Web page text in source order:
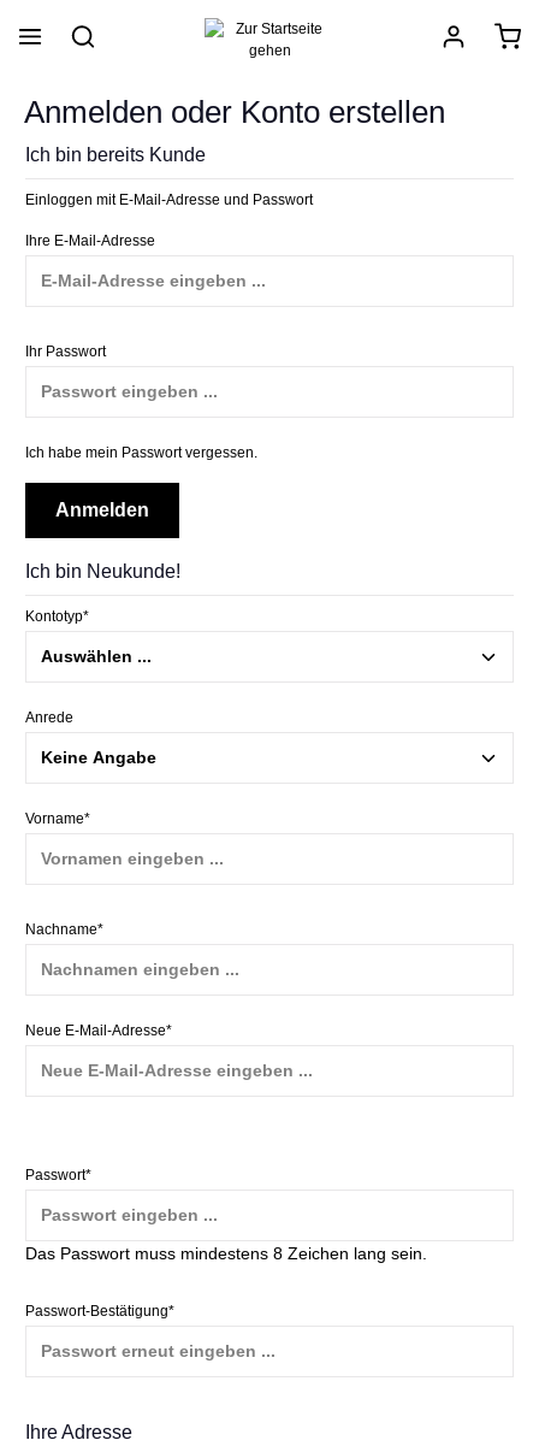
springen
Anmelden oder Konto erstellen
Ich bin bereits Kunde
Einloggen mit E-Mail-Adresse und Passwort
Ihre E-Mail-Adresse
Ihr Passwort
Ich habe mein Passwort vergessen.
Anmelden
Ich bin Neukunde!
Persönliche Informationen
Kontotyp*
Anrede
Vorname*
Nachname*
Neue E-Mail-Adresse*
Passwort*
Das Passwort muss mindestens 8 Zeichen lang sein.
Passwort-Bestätigung*
Ihre Adresse